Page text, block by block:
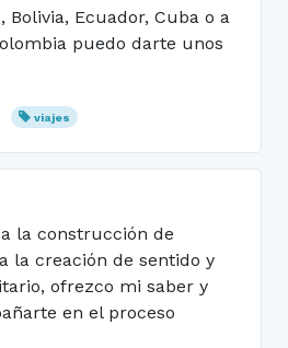
Bolivia, Ecuador, Cuba o a
puedo darte unos
viajes
la construcción de
la creación de sentido y
ofrezco mi saber y
en el proceso